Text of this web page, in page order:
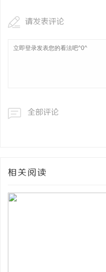
请发表评论
全部评论
相关阅读